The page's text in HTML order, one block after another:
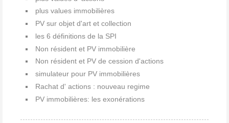
plus values immobilières
PV sur objet d'art et collection
les 6 définitions de la SPI
Non résident et PV immobilière
Non résident et PV de cession d'actions
simulateur pour PV immobilières
Rachat d' actions : nouveau regime
PV immobilières: les exonérations